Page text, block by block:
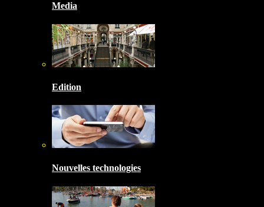
Media
Edition
Nouvelles technologies